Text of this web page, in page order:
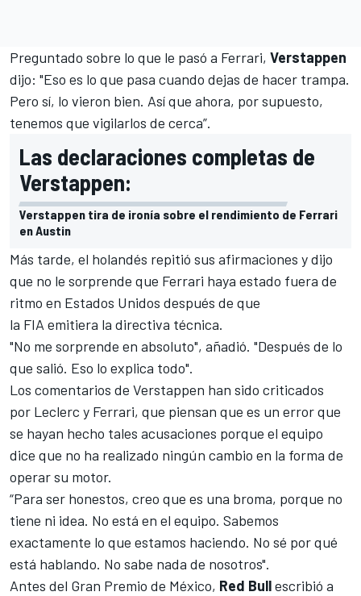
Preguntado sobre lo que le pasó a Ferrari, Verstappen
dijo: "Eso es lo que pasa cuando dejas de hacer trampa.
Pero sí, lo vieron bien. Así que ahora, por supuesto,
tenemos que vigilarlos de cerca”.
Las declaraciones completas de
Verstappen:
Verstappen tira de ironía sobre el rendimiento de Ferrari
en Austin
Más tarde, el holandés repitió sus afirmaciones y dijo
que no le sorprende que Ferrari haya estado fuera de
ritmo en Estados Unidos después de que
la FIA emitiera la directiva técnica.
"No me sorprende en absoluto", añadió. "Después de lo
que salió. Eso lo explica todo".
Los comentarios de Verstappen han sido criticados
por Leclerc y Ferrari, que piensan que es un error que
se hayan hecho tales acusaciones porque el equipo
dice que no ha realizado ningún cambio en la forma de
operar su motor.
“Para ser honestos, creo que es una broma, porque no
tiene ni idea. No está en el equipo. Sabemos
exactamente lo que estamos haciendo. No sé por qué
está hablando. No sabe nada de nosotros".
Antes del Gran Premio de México, Red Bullescribió a